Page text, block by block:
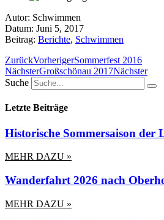
Autor: Schwimmen
Datum: Juni 5, 2017
Beitrag: Berichte, Schwimmen
ZurückVorherigerSommerfest 2016
NächsterGroßschönau 2017Nächster
Suche
Letzte Beiträge
Historische Sommersaison der
MEHR DAZU »
Wanderfahrt 2026 nach
MEHR DAZU »